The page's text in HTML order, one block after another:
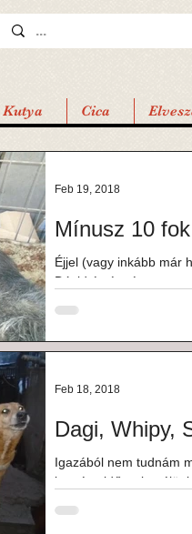
Kutya Cica
Éjjel (vagy inkább már
Dávid és én, és
Feb 19, 2018
Dagi, Whipy,
Igazából nem tudnám
kemény időszakot
Feb 18, 2018